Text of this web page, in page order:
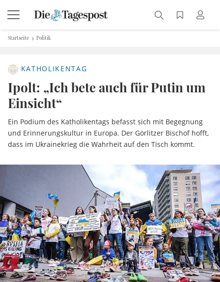
Startseite Politik
KATHOLIKENTAG
Ipolt: „Ich bete auch für Putin um
Einsicht“
Ein Podium des Katholikentags befasst sich mit Begegnung
und Erinnerungskultur in Europa. Der Görlitzer Bischof hofft,
dass im Ukrainekrieg die Wahrheit auf den Tisch kommt.